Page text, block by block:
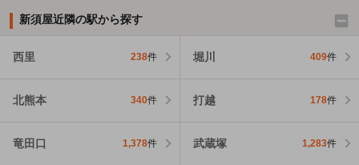
新須屋近隣の駅から探す
西里 238件 堀川 409件
北熊本 340件 打越 178件
竜田口 1,378件 武蔵塚 1,283件